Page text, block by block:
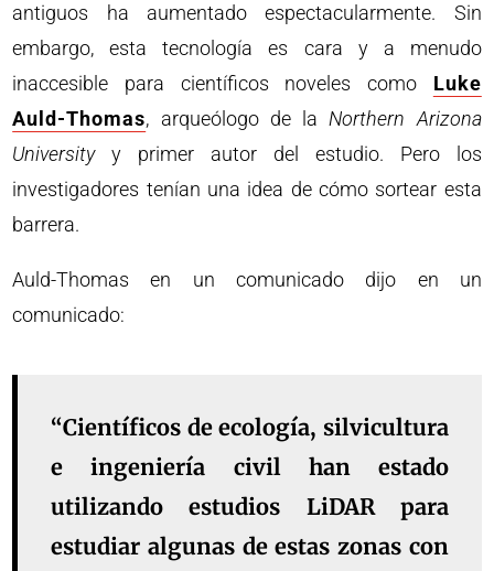
antiguos ha aumentado espectacularmente. Sin
embargo, esta tecnología es cara y a menudo
inaccesible para científicos noveles como Luke
Auld-Thomas, arqueólogo de la Northern Arizona
Universityy primer autor del estudio. Pero los
investigadores tenían una idea de cómo sortear esta
barrera.
Auld-Thomas en un comunicado dijo en un
comunicado:
“Científicos de ecología, silvicultura
e ingeniería civil han estado
utilizando estudios LiDAR para
estudiar algunas de estas zonas con